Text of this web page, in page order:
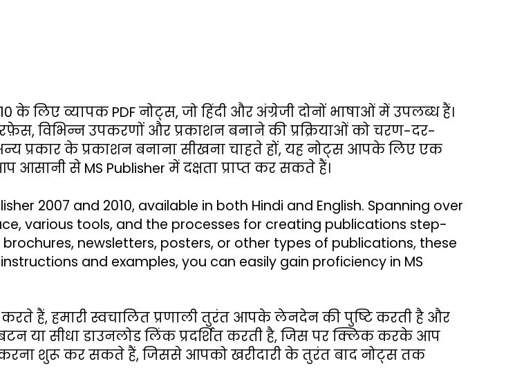
लिए व्यापक PDF नोट्स, जो हिंदी और अंग्रेजी दोनों भाषाओं में उपलब्ध हैं।
विभिन्न उपकरणों और प्रकाशन बनाने की प्रक्रियाओं को चरण-दर-
प्रकार के प्रकाशन बनाना सीखना चाहते हों, यह नोट्स आपके लिए एक
आसानी से MS Publisher में दक्षता प्राप्त कर सकते हैं।
2007 and 2010, available in both Hindi and English. Spanning over
various tools, and the processes for creating publications step-
newsletters, posters, or other types of publications, these
and examples, you can easily gain proficiency in MS
हैं, हमारी स्वचालित प्रणाली तुरंत आपके लेनदेन की पुष्टि करती है और
या सीधा डाउनलोड लिंक प्रदर्शित करती है, जिस पर क्लिक करके आप
करना शुरू कर सकते हैं, जिससे आपको खरीदारी के तुरंत बाद नोट्स तक